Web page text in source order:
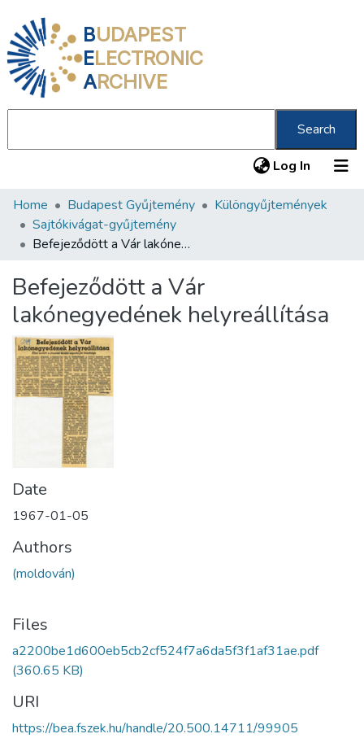
BUDAPEST
ELECTRONIC
ARCHIVE
Search
Log In (current)
Communities & Collections
All of DSpace
About us
Home Budapest Gyűjtemény
Különgyűjtemények
Sajtókivágat-gyűjtemény
Befejeződött a Vár lakónegyedének helyreállítása
Befejeződött a Vár
lakónegyedének helyreállítása
Date
1967-01-05
Authors
(moldován)
Files
a2200be1d600eb5cb2cf524f7a6da5f3f1af31ae.pdf
(360.65 KB)
URI
https://bea.fszek.hu/handle/20.500.14711/99905